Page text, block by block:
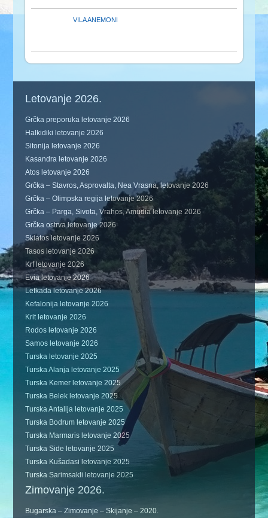
VILA ANEMONI
Letovanje 2026.
Grčka preporuka letovanje 2026
Halkidiki letovanje 2026
Sitonija letovanje 2026
Kasandra letovanje 2026
Atos letovanje 2026
Grčka – Stavros, Asprovalta, Nea Vrasna, letovanje 2026
Grčka – Olimpska regija letovanje 2026
Grčka – Parga, Sivota, Vrahos, Amudia letovanje 2026
Grčka ostrva letovanje 2026
Skiatos letovanje 2026
Tasos letovanje 2026
Krf letovanje 2026
Evia letovanje 2026
Lefkada letovanje 2026
Kefalonija letovanje 2026
Krit letovanje 2026
Rodos letovanje 2026
Samos letovanje 2026
Turska letovanje 2025
Turska Alanja letovanje 2025
Turska Kemer letovanje 2025
Turska Belek letovanje 2025
Turska Antalija letovanje 2025
Turska Bodrum letovanje 2025
Turska Marmaris letovanje 2025
Turska Side letovanje 2025
Turska Kušadasi letovanje 2025
Turska Sarimsakli letovanje 2025
Zimovanje 2026.
Bugarska – Zimovanje – Skijanje – 2020.